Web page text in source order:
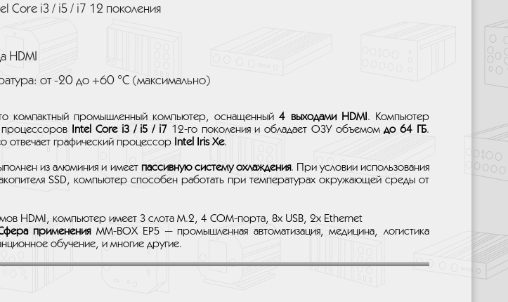
Core i3 / i5 / i7 12 поколения
HDMI
от -20 до +60 °C (максимально)
компактный промышленный компьютер, оснащенный4 выходами HDMI . Компьютер
Intel Core i3 / i5 / i7 12-го поколения и обладает ОЗУ объемомдо 64 ГБ.
отвечает графический процессор Intel Iris Xe.
из алюминия и имеет пассивную систему охлаждения. При условии использования
SSD, компьютер способен работать при температурах окружающей среды от
HDMI, компьютер имеет 3 слота M.2, 4 COM-порта, 8х USB, 2х Ethernet
примененияMM-BOX EP5 — промышленная автоматизация, медицина, логистика
обучение, и многие другие.